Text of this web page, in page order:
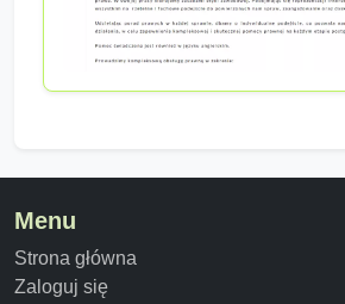
Menu
Strona główna
Zaloguj się